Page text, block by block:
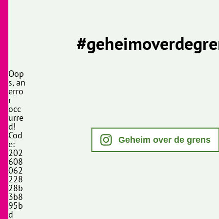
Oop
s, an
erro
r
occ
urre
d!
Cod
e:
202
608
062
228
28b
3b8
95b
d
Geheim over de grens